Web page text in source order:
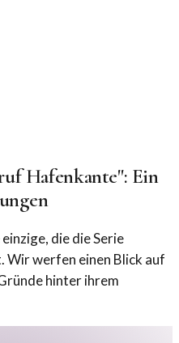
Hafenkante": Ein
die die Serie
werfen einen Blick auf
hinter ihrem